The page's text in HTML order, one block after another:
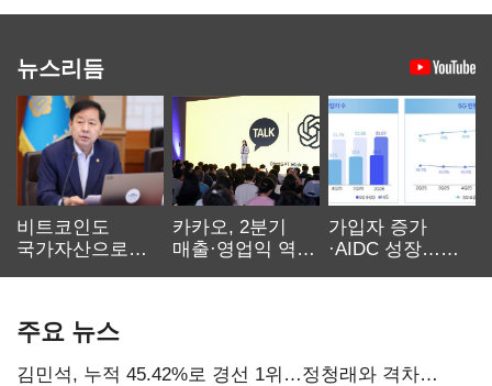
뉴스리듬
비트코인도
국가자산으로…'
카카오, 2분기
매출·영업익 역대
가입자 증가
·AIDC 성장…
주요 뉴스
김민석, 누적 45.42%로 경선 1위…정청래와 격차